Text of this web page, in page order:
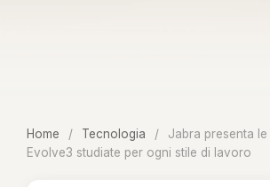
Home / Tecnologia /
Jabra presenta
Evolve3 studiate per ogni stile di lavoro